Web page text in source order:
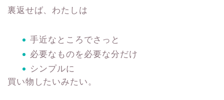
裏返せば、わたしは
手近なところでさっと
必要なものを必要な分だけ
シンプルに
買い物したいみたい。